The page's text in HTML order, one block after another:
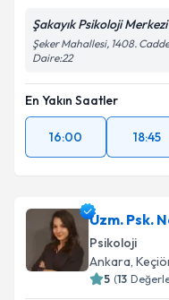
Şakayık Psikoloji Merkezi
Şeker Mahallesi, 1408.
Daire:22
En Yakın Saatler
16:00 18:45
Uzm. Psk.
Psikoloji
Ankara,
5 (13